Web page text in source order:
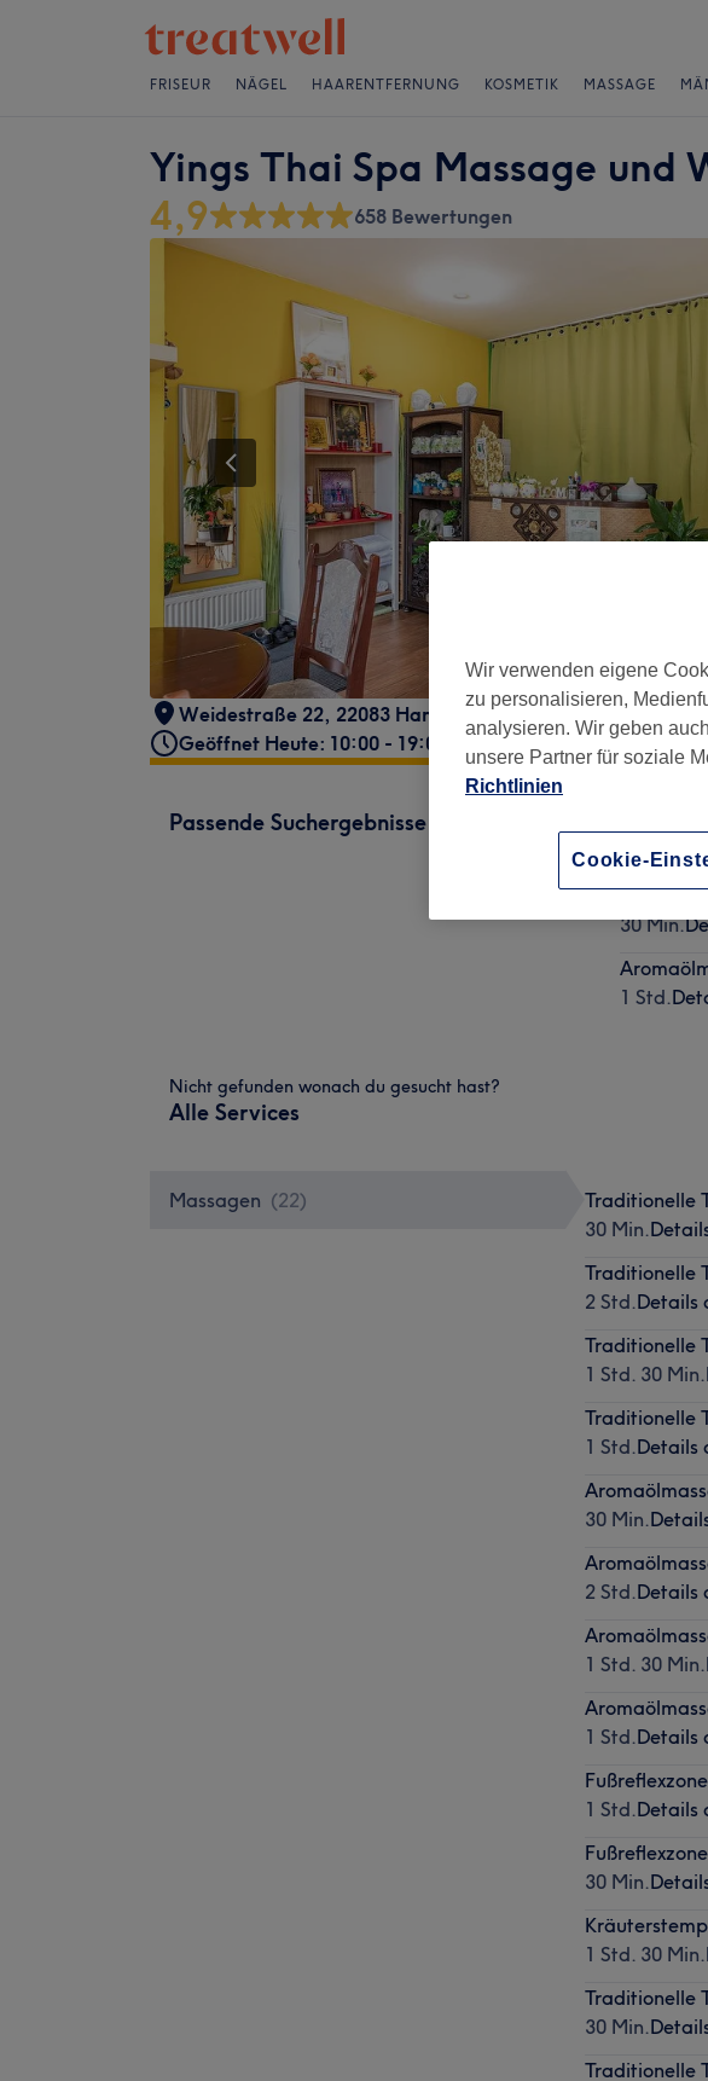
FRISEUR NÄGEL HAARENTFERNUNG KOSMETIK MASSAGE
Yings Thai Spa Massage und
4,9 658 Bewertungen
Weidestraße 22, 22083 Hamburg, Deutschland
Geöffnet Heute: 10:00 - 19:00
Passende Suchergebnisse
1 Std.
30 Min.
1 Std.
Nicht gefunden wonach du gesucht hast?
Alle Services
Massagen (22)
Traditionelle
30 Min.
Traditionelle
2 Std.Details
Traditionelle
1 Std. 30 Min.
Traditionelle
1 Std.Details
30 Min.
2 Std.Details
1 Std. 30 Min.
1 Std.Details
1 Std.Details
30 Min.
1 Std. 30 Min.
Traditionelle
30 Min.
Traditionelle
Wir verwenden eigene
zu personalisieren,
analysieren. Wir geben
unsere Partner für soziale
Richtlinien
Cookie-